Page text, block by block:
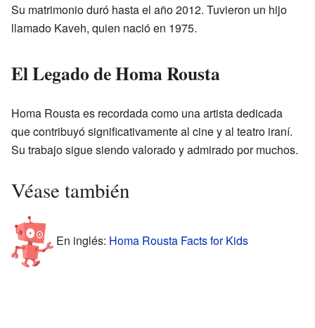
Su matrimonio duró hasta el año 2012. Tuvieron un hijo
llamado Kaveh, quien nació en 1975.
El Legado de Homa Rousta
Homa Rousta es recordada como una artista dedicada
que contribuyó significativamente al cine y al teatro iraní.
Su trabajo sigue siendo valorado y admirado por muchos.
Véase también
En inglés: Homa Rousta Facts for Kids